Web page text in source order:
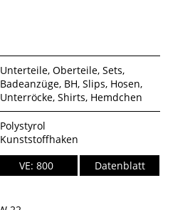
Unterteile, Oberteile, Sets,
Badeanzüge, BH, Slips, Hosen,
Unterröcke, Shirts, Hemdchen
Polystyrol
Kunststoffhaken
VE: 800 Datenblatt